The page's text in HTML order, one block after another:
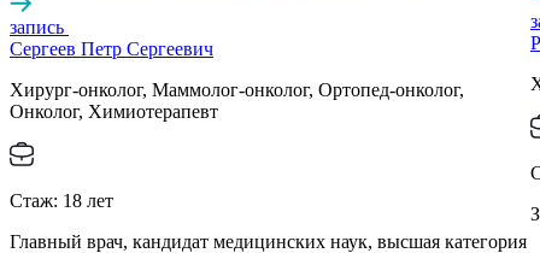
запись
Сергеев Петр Сергеевич
Хирург-онколог, Маммолог-онколог, Ортопед-онколог,
Онколог, Химиотерапевт
Стаж: 18 лет
Главный врач, кандидат медицинских наук, высшая категория